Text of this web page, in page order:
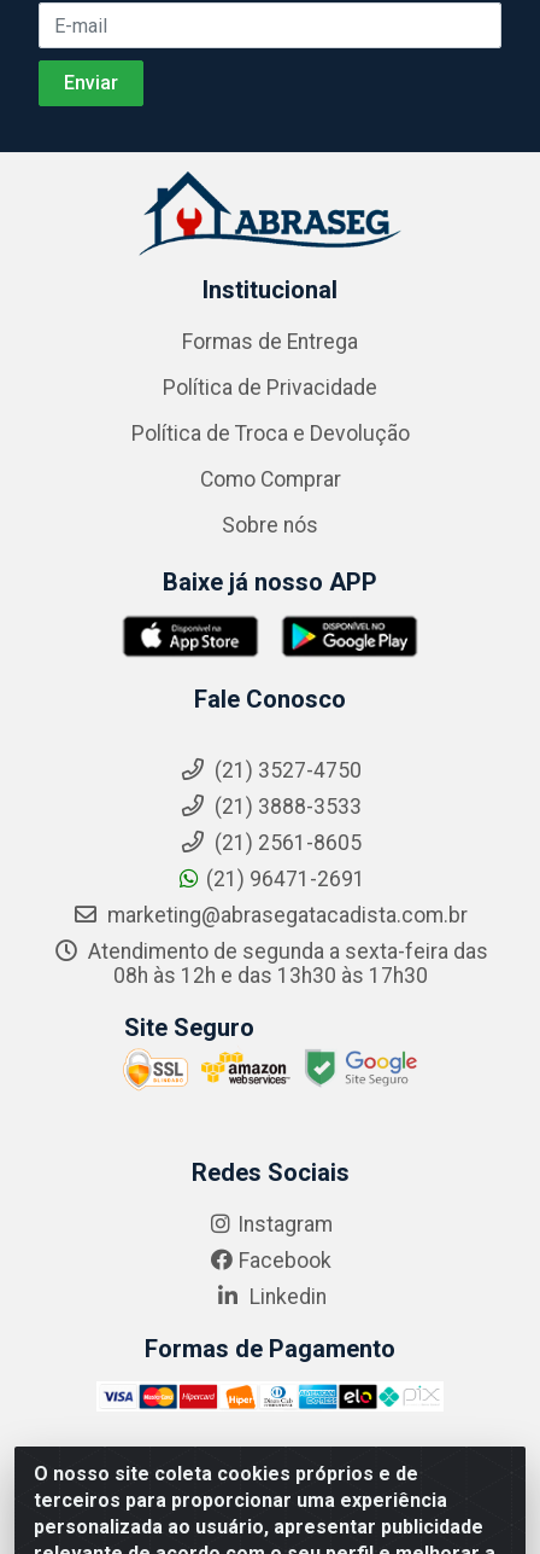
O nosso site coleta cookies próprios e de
terceiros para proporcionar uma experiência
personalizada ao usuário, apresentar publicidade
Institucional
Formas de Entrega
Política de Privacidade
Política de Troca e Devolução
Como Comprar
Sobre nós
Baixe já nosso APP
Fale Conosco
(21) 3527-4750
(21) 3888-3533
(21) 2561-8605
(21) 96471-2691
marketing@abrasegatacadista.com.br
Atendimento de segunda a sexta-feira das
08h às 12h e das 13h30 às 17h30
Site Seguro
Redes Sociais
Instagram
Facebook
Linkedin
Formas de Pagamento
ABRASEG COMÉRCIO ATACADISTA LTDA - CNPJ:
10.894.768/0001-00 - Avenida Lobo Júnior, 1045 -
Penha Circular - Rio de Janeiro - RJ - CEP 21020-124